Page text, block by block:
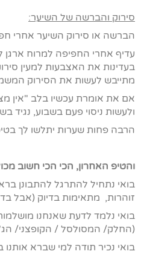
סירוק והברשה של השיער:
הברשה או סירוק השיער אחרי
עדיף אחרי החפיפה למרוח ארגן
בעדינות את האצבעות למעין
מתייבש לעשות את הסירוק
אם את אומרת עכשיו בלב "אין
ולעשות ניסוי פעם בשבוע, נגיד
הרבה פחות שערות יתלשו לך
והטיפ האחרון, הכי הכי חשוב
בואי נתחיל להתרגל להתבונן
זוהרות, מתאימות בדיוק (אבל
בואי נלמד לדעת שאנחנו
(החלק/ המסולסל / הקופצני/
בואי נכיר תודה למי שברא אותנו